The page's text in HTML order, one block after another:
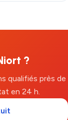
?
qualifiés près de
en 24 h.